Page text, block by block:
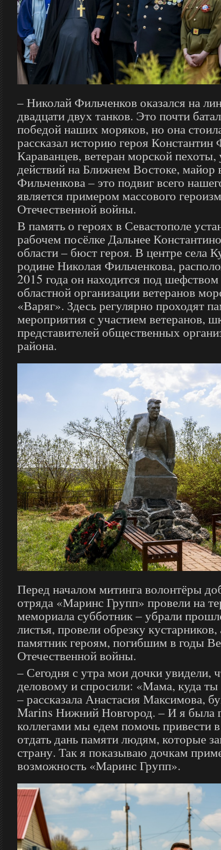
– Николай Фильченков оказался на
двадцати двух танков. Это почти
победой наших моряков, но она
рассказал историю героя
Караванцев, ветеран морской
действий на Ближнем Востоке, майор
Фильченкова – это подвиг всего
является примером массового
Отечественной войны.
В память о героях в Севастополе
рабочем посёлке Дальнее
области – бюст героя. В центре села
родине Николая Фильченкова,
2015 года он находится под
областной организации ветеранов
«Варяг». Здесь регулярно проходят
мероприятия с участием ветеранов,
представителей общественных
района.
Перед началом митинга волонтёры
отряда «Маринс Групп» провели на
мемориала субботник ‒ убрали
листья, провели обрезку
памятник героям, погибшим в годы
Отечественной войны.
– Сегодня с утра мои дочки увидели,
деловому и спросили: «Мама, куда ты
– рассказала Анастасия Максимова,
Marins Нижний Новгород. – И я была
коллегами мы едем помочь привести
отдать дань памяти людям, которые
страну. Так я показываю дочкам
возможность «Маринс Групп».